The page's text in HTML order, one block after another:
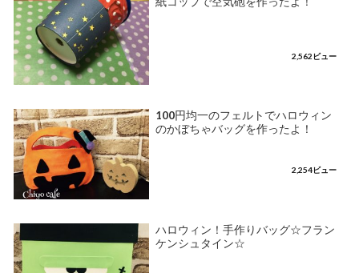
2,562ビュー
100円均一のフェルトでハロウィン
のかぼちゃバッグを作ったよ！
2,254ビュー
ハロウィン！手作りバッグ☆フラン
ケンシュタイン☆